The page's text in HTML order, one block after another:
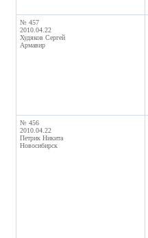
№ 457
2010.04.22
Худяков Сергей
Армавир
№ 456
2010.04.22
Петрик Никита
Новосибирск